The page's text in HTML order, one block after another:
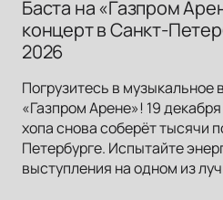
Баста на «Газпром
концерт в Санкт-
2026
Погрузитесь в музыкальное
«Газпром Арене»! 19
хопа снова соберёт тысячи
Петербурге. Испытайте
выступления на одном из